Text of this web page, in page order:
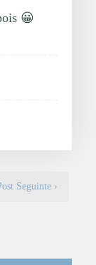
😀
Seguinte ›